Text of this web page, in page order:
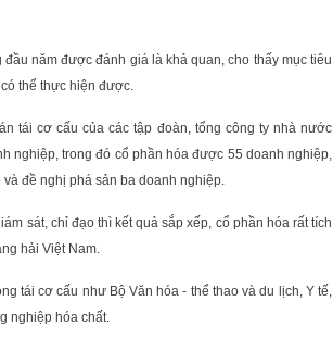
năm được đánh giá là khả quan, cho thấy mục tiêu
thể thực hiện được.
tái cơ cấu của các tập đoàn, tổng công ty nhà nước
nghiệp, trong đó cổ phần hóa được 55 doanh nghiệp,
đề nghị phá sản ba doanh nghiệp.
sát, chỉ đạo thì kết quả sắp xếp, cổ phần hóa rất tích
hải Việt Nam.
tái cơ cấu như Bộ Văn hóa - thể thao và du lịch, Y tế,
nghiệp hóa chất.